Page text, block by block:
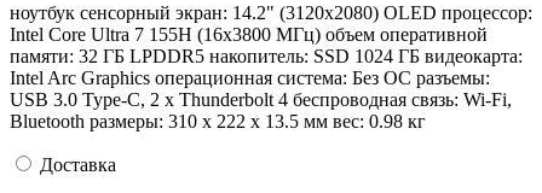
ноутбук сенсорный экран: 14.2" (3120х2080) OLED процессор:
Intel Core Ultra 7 155H (16x3800 МГц) объем оперативной
памяти: 32 ГБ LPDDR5 накопитель: SSD 1024 ГБ видеокарта:
Intel Arc Graphics операционная система: Без ОС разъемы:
USB 3.0 Type-C, 2 x Thunderbolt 4 беспроводная связь: Wi-Fi,
Bluetooth pазмеры: 310 х 222 х 13.5 мм вес: 0.98 кг
Доставка